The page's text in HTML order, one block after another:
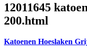
12011645
200.html
Katoenen Hoeslaken